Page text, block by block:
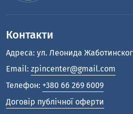
Контакти
Адреса: ул. Леонида
Email: zpincenter@gmail.com
Телефон: +380 66 269 6009
Договір публічної оферти